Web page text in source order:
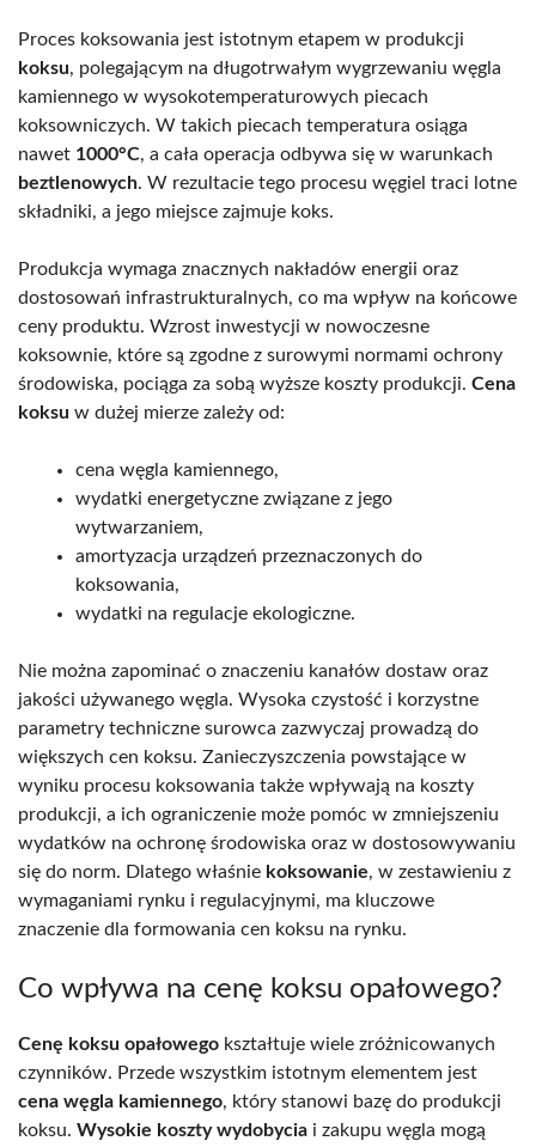
Proces koksowania jest istotnym etapem w produkcji
koksu, polegającym na długotrwałym wygrzewaniu węgla
kamiennego w wysokotemperaturowych piecach
koksowniczych. W takich piecach temperatura osiąga
nawet 1000°C, a cała operacja odbywa się w warunkach
beztlenowych. W rezultacie tego procesu węgiel traci lotne
składniki, a jego miejsce zajmuje koks.
Produkcja wymaga znacznych nakładów energii oraz
dostosowań infrastrukturalnych, co ma wpływ na końcowe
ceny produktu. Wzrost inwestycji w nowoczesne
koksownie, które są zgodne z surowymi normami ochrony
środowiska, pociąga za sobą wyższe koszty produkcji. Cena
koksu w dużej mierze zależy od:
cena węgla kamiennego,
wydatki energetyczne związane z jego
wytwarzaniem,
amortyzacja urządzeń przeznaczonych do
koksowania,
wydatki na regulacje ekologiczne.
Nie można zapominać o znaczeniu kanałów dostaw oraz
jakości używanego węgla. Wysoka czystość i korzystne
parametry techniczne surowca zazwyczaj prowadzą do
większych cen koksu. Zanieczyszczenia powstające w
wyniku procesu koksowania także wpływają na koszty
produkcji, a ich ograniczenie może pomóc w zmniejszeniu
wydatków na ochronę środowiska oraz w dostosowywaniu
się do norm. Dlatego właśnie koksowanie, w zestawieniu z
wymaganiami rynku i regulacyjnymi, ma kluczowe
znaczenie dla formowania cen koksu na rynku.
Co wpływa na cenę koksu opałowego?
Cenę koksu opałowego kształtuje wiele zróżnicowanych
czynników. Przede wszystkim istotnym elementem jest
cena węgla kamiennego, który stanowi bazę do produkcji
koksu. Wysokie koszty wydobycia i zakupu węgla mogą